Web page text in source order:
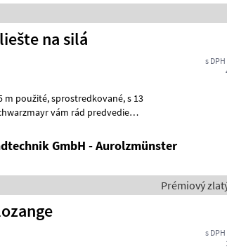
na silá
s
s 13
GmbH - Aurolzmünster
Prémiový
s